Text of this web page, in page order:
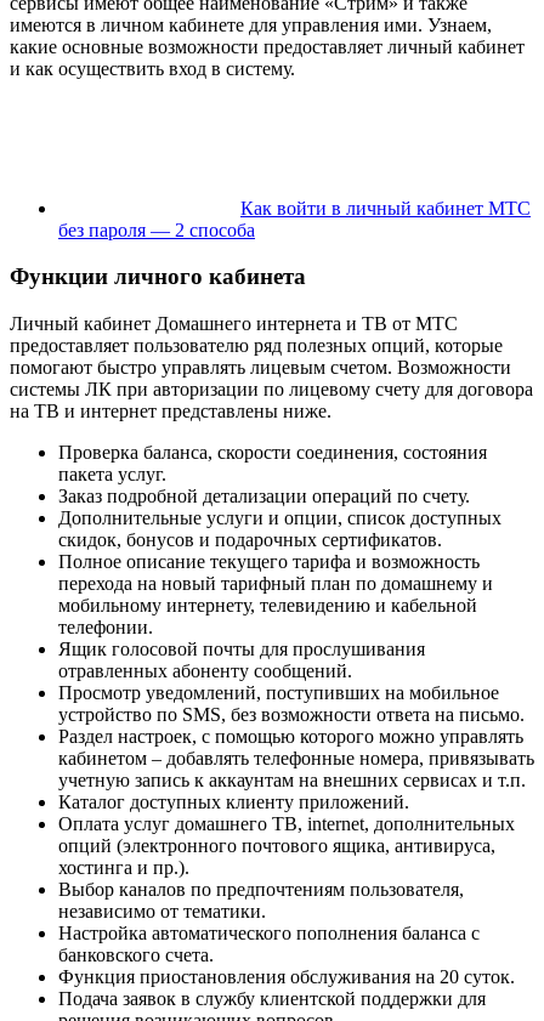
имеются в личном кабинете для управления ими. Узнаем,
какие основные возможности предоставляет личный кабинет
и как осуществить вход в систему.
Как войти в личный кабинет МТС
без пароля — 2 способа
Функции личного кабинета
Личный кабинет Домашнего интернета и ТВ от МТС
предоставляет пользователю ряд полезных опций, которые
помогают быстро управлять лицевым счетом. Возможности
системы ЛК при авторизации по лицевому счету для договора
на ТВ и интернет представлены ниже.
Проверка баланса, скорости соединения, состояния
пакета услуг.
Заказ подробной детализации операций по счету.
Дополнительные услуги и опции, список доступных
скидок, бонусов и подарочных сертификатов.
Полное описание текущего тарифа и возможность
перехода на новый тарифный план по домашнему и
мобильному интернету, телевидению и кабельной
телефонии.
Ящик голосовой почты для прослушивания
отравленных абоненту сообщений.
Просмотр уведомлений, поступивших на мобильное
устройство по SMS, без возможности ответа на письмо.
Раздел настроек, с помощью которого можно управлять
кабинетом – добавлять телефонные номера, привязывать
учетную запись к аккаунтам на внешних сервисах и т.п.
Каталог доступных клиенту приложений.
Оплата услуг домашнего ТВ, internet, дополнительных
опций (электронного почтового ящика, антивируса,
хостинга и пр.).
Выбор каналов по предпочтениям пользователя,
независимо от тематики.
Настройка автоматического пополнения баланса с
банковского счета.
Функция приостановления обслуживания на 20 суток.
Подача заявок в службу клиентской поддержки для